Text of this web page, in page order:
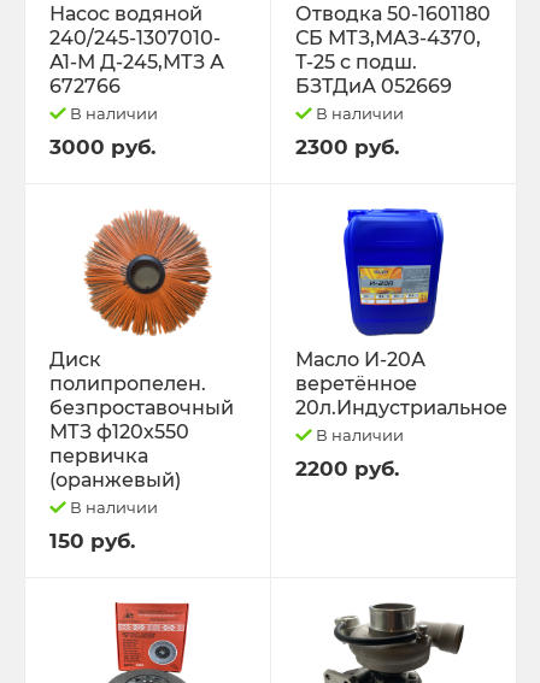
Насос водяной
240/245-1307010-
А1-М Д-245,МТЗ А
672766
В наличии
3000 руб.
Отводка 50-1601180
СБ МТЗ,МАЗ-4370,
Т-25 с подш.
БЗТДиА 052669
В наличии
2300 руб.
Диск
полипропелен.
безпроставочный
МТЗ ф120х550
первичка
(оранжевый)
В наличии
150 руб.
Масло И-20А
веретённое
20л.Индустриальное
В наличии
2200 руб.
ЭО-3323, ЭО-2621 ПЭА-1 ТО-49,702,
ЕК-12,14, ДЭК-251